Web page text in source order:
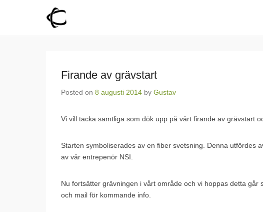
För en levande landsbygd
Firande av grävstart
Posted on 8 augusti 2014 by Gustav
Vi vill tacka samtliga som dök upp på vårt firande av grävstart
Starten symboliserades av en fiber svetsning. Denna utfördes
av vår entrepenör NSI.
Nu fortsätter grävningen i vårt område och vi hoppas detta
och mail för kommande info.